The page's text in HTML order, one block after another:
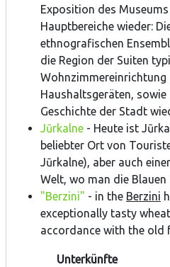
Exposition des
Hauptbereiche wieder:
ethnografischen
die Region der Suiten
Wohnzimmereinrichtung
Haushaltsgeräten,
Geschichte der Stadt
Jūrkalne - Heute ist
beliebter Ort von
Jūrkalne), aber auch
Welt, wo man die Blauen
"Berzini" - in the Berzini
exceptionally tasty
accordance with the old
Unterkünfte